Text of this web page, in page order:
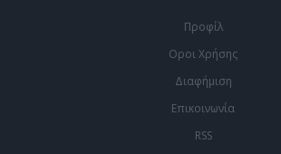
Προφίλ
Οροι Χρήσης
Διαφήμιση
Επικοινωνία
RSS